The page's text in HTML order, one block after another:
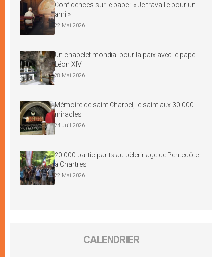
Confidences sur le pape : « Je travaille pour un
ami »
22 Mai 2026
Un chapelet mondial pour la paix avec le pape
Léon XIV
28 Mai 2026
Mémoire de saint Charbel, le saint aux 30 000
miracles
24 Juil 2026
20 000 participants au pèlerinage de Pentecôte
à Chartres
22 Mai 2026
CALENDRIER